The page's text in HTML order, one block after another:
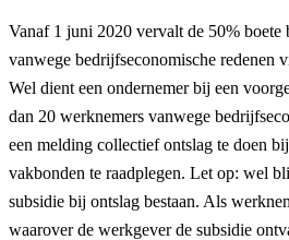
Vanaf 1 juni 2020 vervalt de 50% boete
vanwege bedrijfseconomische redenen
Wel dient een ondernemer bij een
dan 20 werknemers vanwege
een melding collectief ontslag te doen
vakbonden te raadplegen. Let op: wel
subsidie bij ontslag bestaan. Als
waarover de werkgever de subsidie